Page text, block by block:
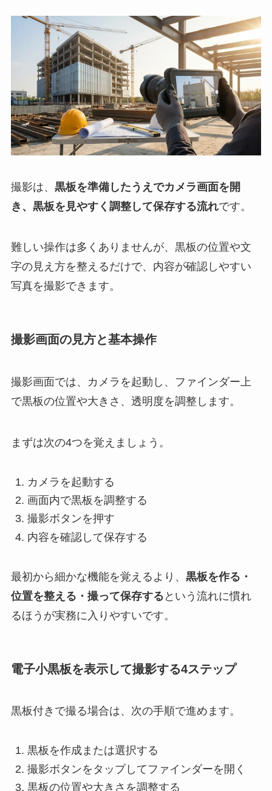
撮影は、 黒板を準備したうえでカメラ画面を開
き、黒板を見やすく調整して保存する流れです。
難しい操作は多くありませんが、黒板の位置や文
字の見え方を整えるだけで、内容が確認しやすい
写真を撮影できます。
撮影画面の見方と基本操作
撮影画面では、カメラを起動し、ファインダー上
で黒板の位置や大きさ、透明度を調整します。
まずは次の4つを覚えましょう。
カメラを起動する
画面内で黒板を調整する
撮影ボタンを押す
内容を確認して保存する
最初から細かな機能を覚えるより、 黒板を作る・
位置を整える・撮って保存する という流れに慣れ
るほうが実務に入りやすいです。
電子小黒板を表示して撮影する4ステップ
黒板付きで撮る場合は、次の手順で進めます。
黒板を作成または選択する
撮影ボタンをタップしてファインダーを開く
黒板の位置や大きさを調整する